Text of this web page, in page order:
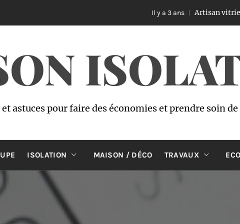
Artisan vitrier à
astuces pour faire des économies et prendre soin
ISOLATION MAISON / DÉCO TRAVAUX